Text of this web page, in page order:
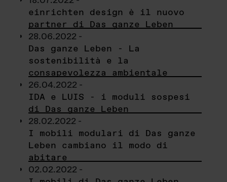
einrichten design è il nuovo
partner di Das ganze Leben
28.06.2022 -
Das ganze Leben - La
sostenibilità e la
consapevolezza ambientale
26.04.2022 -
IDA e LUIS - i moduli sospesi
di Das ganze Leben
28.02.2022 -
I mobili modulari di Das ganze
Leben cambiano il modo di
abitare
02.02.2022 -